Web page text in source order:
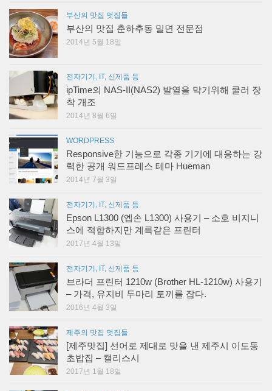
부산의 맛집 멋집들
부산의 맛집 춘하추동 밀면 전문점
2014년 5월 18일
전자기기, IT, 신제품 등
ipTime의 NAS-II(NAS2) 발열을 막기위해 쿨러 장
착 개조
2014년 8월 6일
WORDPRESS
Responsive한 기능으로 각종 기기에 대응하는 강
력한 공개 워드프레스 테마 Hueman
2014년 7월 3일
전자기기, IT, 신제품 등
Epson L1300 (엡손 L1300) 사용기 – 소호 비지니
스에 적합하지만 계륵같은 프린터
2017년 4월 13일
전자기기, IT, 신제품 등
브라더 프린터 1210w (Brother HL-1210w) 사용기
– 가격, 유지비 두마리 토끼를 잡다.
2016년 4월 3일
제주의 맛집 멋집들
[제주맛집] 선어로 제대로 맛을 낸 제주시 이도동
초밥집 – 캘리스시
2017년 1월 18일